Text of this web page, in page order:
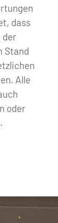
dass
der
Stand
Alle
oder